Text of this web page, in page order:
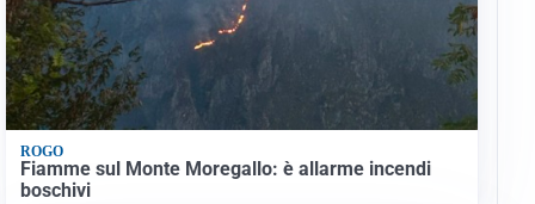
ROGO
Fiamme sul Monte Moregallo: è allarme incendi
boschivi